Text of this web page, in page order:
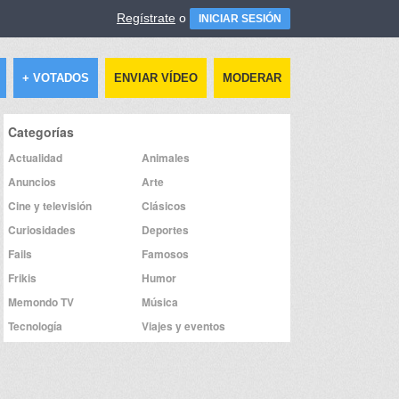
Regístrate o INICIAR SESIÓN
+ VOTADOS ENVIAR VÍDEO MODERAR
Categorías
Actualidad
Animales
Anuncios
Arte
Cine y televisión
Clásicos
Curiosidades
Deportes
Fails
Famosos
Frikis
Humor
Memondo TV
Música
Tecnología
Viajes y eventos